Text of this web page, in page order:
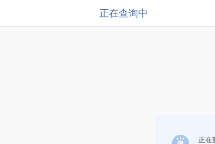
正在查询中
正在